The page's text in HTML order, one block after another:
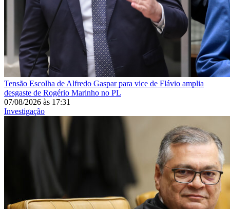
Tensão Escolha de Alfredo Gaspar para vice de Flávio amplia
desgaste de Rogério Marinho no PL
07/08/2026 às 17:31
Investigação